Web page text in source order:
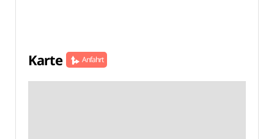
Karte Anfahrt